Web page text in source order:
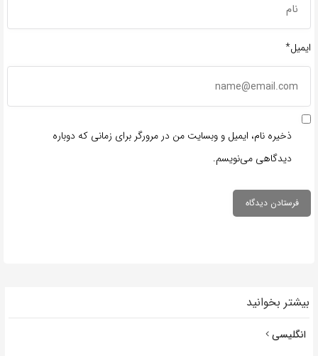
ایمیل*
ذخیره نام، ایمیل و وبسایت من در مرورگر برای زمانی که دوباره
دیدگاهی می‌نویسم.
بیشتر بخوانید
انگلیسی